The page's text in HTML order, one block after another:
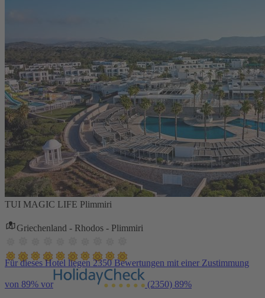
TUI MAGIC LIFE Plimmiri
Griechenland - Rhodos - Plimmiri
Für dieses Hotel liegen 2350 Bewertungen mit einer Zustimmung
von 89% vor (2350) 89%